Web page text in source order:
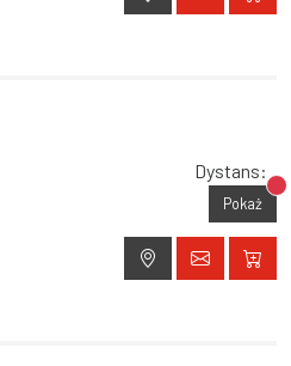
Dystans:
Pokaż